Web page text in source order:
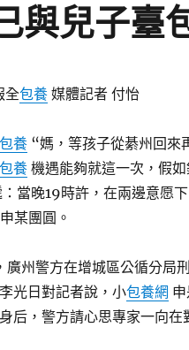
與兒子臺
全包養媒體記者 付怡
包養“媽，等孩子從綦州回來
包養機遇能夠就這一次，假
當晚19時許，在兩邊意愿
某團圓。
廣州警方在增城區公循分局
光日對記者說，小包養網
后，警方請心思專家一向在